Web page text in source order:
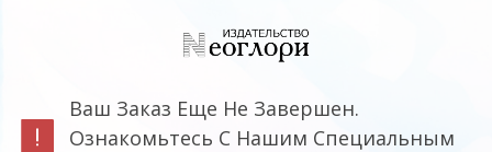
Ваш Заказ Еще Не Завершен.
Ознакомьтесь С Нашим Специальным